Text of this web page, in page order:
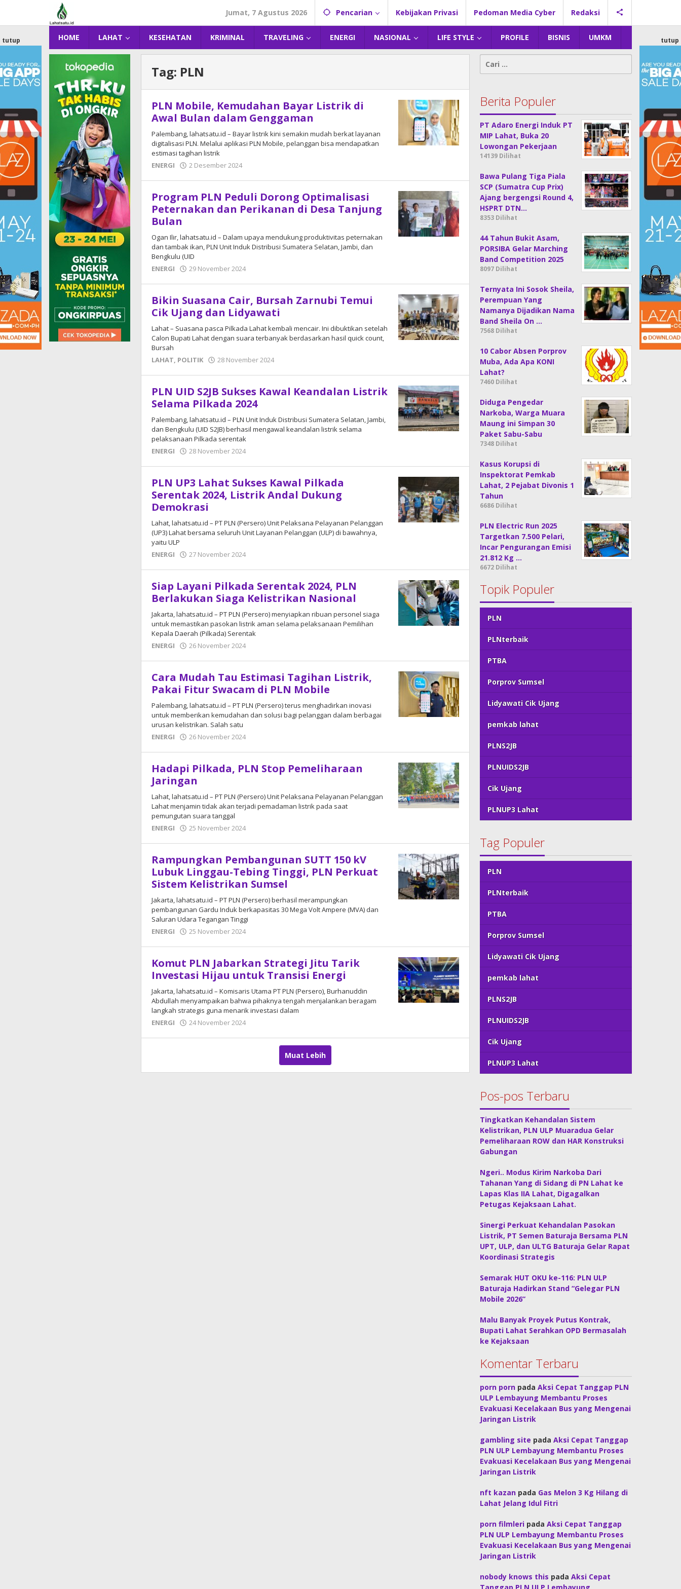
konten
Jumat, 7 Agustus 2026 Pencarian Kebijakan Privasi Pedoman Media Cyber Redaksi
HOME LAHAT KESEHATAN KRIMINAL TRAVELING ENERGI NASIONAL LIFE STYLE PROFILE BISNIS UMKM
tutup tutup
Tag: PLN
PLN Mobile, Kemudahan Bayar Listrik di
Awal Bulan dalam Genggaman
Palembang, lahatsatu.id – Bayar listrik kini semakin mudah berkat layanan
digitalisasi PLN. Melalui aplikasi PLN Mobile, pelanggan bisa mendapatkan
estimasi tagihan listrik
ENERGI
2 Desember 2024
Program PLN Peduli Dorong Optimalisasi
Peternakan dan Perikanan di Desa Tanjung
Bulan
Ogan Ilir, lahatsatu.id – Dalam upaya mendukung produktivitas peternakan
dan tambak ikan, PLN Unit Induk Distribusi Sumatera Selatan, Jambi, dan
Bengkulu (UID
ENERGI
29 November 2024
Bikin Suasana Cair, Bursah Zarnubi Temui
Cik Ujang dan Lidyawati
Lahat – Suasana pasca Pilkada Lahat kembali mencair. Ini dibuktikan setelah
Calon Bupati Lahat dengan suara terbanyak berdasarkan hasil quick count,
Bursah
LAHAT, POLITIK 28 November 2024
PLN UID S2JB Sukses Kawal Keandalan Listrik
Selama Pilkada 2024
Palembang, lahatsatu.id – PLN Unit Induk Distribusi Sumatera Selatan, Jambi,
dan Bengkulu (UID S2JB) berhasil mengawal keandalan listrik selama
pelaksanaan Pilkada serentak
ENERGI
28 November 2024
PLN UP3 Lahat Sukses Kawal Pilkada
Serentak 2024, Listrik Andal Dukung
Demokrasi
Lahat, lahatsatu.id – PT PLN (Persero) Unit Pelaksana Pelayanan Pelanggan
(UP3) Lahat bersama seluruh Unit Layanan Pelanggan (ULP) di bawahnya,
yaitu ULP
ENERGI
27 November 2024
Siap Layani Pilkada Serentak 2024, PLN
Berlakukan Siaga Kelistrikan Nasional
Jakarta, lahatsatu.id – PT PLN (Persero) menyiapkan ribuan personel siaga
untuk memastikan pasokan listrik aman selama pelaksanaan Pemilihan
Kepala Daerah (Pilkada) Serentak
ENERGI
26 November 2024
Cara Mudah Tau Estimasi Tagihan Listrik,
Pakai Fitur Swacam di PLN Mobile
Palembang, lahatsatu.id – PT PLN (Persero) terus menghadirkan inovasi
untuk memberikan kemudahan dan solusi bagi pelanggan dalam berbagai
urusan kelistrikan. Salah satu
ENERGI
26 November 2024
Hadapi Pilkada, PLN Stop Pemeliharaan
Jaringan
Lahat, lahatsatu.id – PT PLN (Persero) Unit Pelaksana Pelayanan Pelanggan
Lahat menjamin tidak akan terjadi pemadaman listrik pada saat
pemungutan suara tanggal
ENERGI
25 November 2024
Rampungkan Pembangunan SUTT 150 kV
Lubuk Linggau-Tebing Tinggi, PLN Perkuat
Sistem Kelistrikan Sumsel
Jakarta, lahatsatu.id – PT PLN (Persero) berhasil merampungkan
pembangunan Gardu Induk berkapasitas 30 Mega Volt Ampere (MVA) dan
Saluran Udara Tegangan Tinggi
ENERGI
25 November 2024
Komut PLN Jabarkan Strategi Jitu Tarik
Investasi Hijau untuk Transisi Energi
Jakarta, lahatsatu.id – Komisaris Utama PT PLN (Persero), Burhanuddin
Abdullah menyampaikan bahwa pihaknya tengah menjalankan beragam
langkah strategis guna menarik investasi dalam
ENERGI
24 November 2024
Muat Lebih
Cari
untuk:
Berita Populer
PT Adaro Energi Induk PT
MIP Lahat, Buka 20
Lowongan Pekerjaan
14139 Dilihat
Bawa Pulang Tiga Piala
SCP (Sumatra Cup Prix)
Ajang bergengsi Round 4,
HSPRT DTN…
8353 Dilihat
44 Tahun Bukit Asam,
PORSIBA Gelar Marching
Band Competition 2025
8097 Dilihat
Ternyata Ini Sosok Sheila,
Perempuan Yang
Namanya Dijadikan Nama
Band Sheila On …
7568 Dilihat
10 Cabor Absen Porprov
Muba, Ada Apa KONI
Lahat?
7460 Dilihat
Diduga Pengedar
Narkoba, Warga Muara
Maung ini Simpan 30
Paket Sabu-Sabu
7348 Dilihat
Kasus Korupsi di
Inspektorat Pemkab
Lahat, 2 Pejabat Divonis 1
Tahun
6686 Dilihat
PLN Electric Run 2025
Targetkan 7.500 Pelari,
Incar Pengurangan Emisi
21.812 Kg …
6672 Dilihat
Topik Populer
PLN
PLNterbaik
PTBA
Porprov Sumsel
Lidyawati Cik Ujang
pemkab lahat
PLNS2JB
PLNUIDS2JB
Cik Ujang
PLNUP3 Lahat
Tag Populer
PLN
PLNterbaik
PTBA
Porprov Sumsel
Lidyawati Cik Ujang
pemkab lahat
PLNS2JB
PLNUIDS2JB
Cik Ujang
PLNUP3 Lahat
Pos-pos Terbaru
Tingkatkan Kehandalan Sistem
Kelistrikan, PLN ULP Muaradua Gelar
Pemeliharaan ROW dan HAR Konstruksi
Gabungan
Ngeri.. Modus Kirim Narkoba Dari
Tahanan Yang di Sidang di PN Lahat ke
Lapas Klas IIA Lahat, Digagalkan
Petugas Kejaksaan Lahat.
Sinergi Perkuat Kehandalan Pasokan
Listrik, PT Semen Baturaja Bersama PLN
UPT, ULP, dan ULTG Baturaja Gelar Rapat
Koordinasi Strategis
Semarak HUT OKU ke-116: PLN ULP
Baturaja Hadirkan Stand “Gelegar PLN
Mobile 2026”
Malu Banyak Proyek Putus Kontrak,
Bupati Lahat Serahkan OPD Bermasalah
ke Kejaksaan
Komentar Terbaru
porn porn padaAksi Cepat Tanggap PLN
ULP Lembayung Membantu Proses
Evakuasi Kecelakaan Bus yang Mengenai
Jaringan Listrik
gambling site padaAksi Cepat Tanggap
PLN ULP Lembayung Membantu Proses
Evakuasi Kecelakaan Bus yang Mengenai
Jaringan Listrik
nft kazan pada Gas Melon 3 Kg Hilang di
Lahat Jelang Idul Fitri
porn filmleri padaAksi Cepat Tanggap
PLN ULP Lembayung Membantu Proses
Evakuasi Kecelakaan Bus yang Mengenai
Jaringan Listrik
nobody knows this padaAksi Cepat